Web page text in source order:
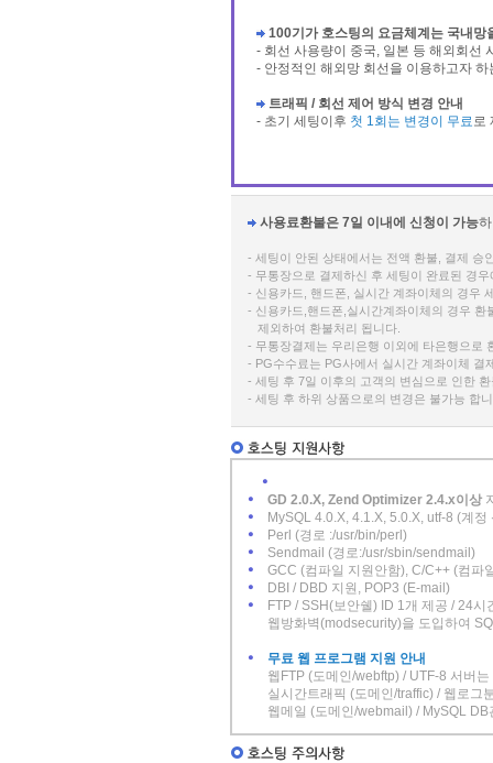
100기가 호스팅의 요금체계는 국내망
- 회선 사용량이 중국, 일본 등 해외회선
- 안정적인 해외망 회선을 이용하고자
트래픽 / 회선 제어 방식 변경 안내
- 초기 세팅이후 첫 1회는 변경이 무료로
사용료환불은 7일 이내에 신청이 가능
- 세팅이 안된 상태에서는 전액 환불, 결제 승
- 무통장으로 결제하신 후 세팅이 완료된 경
- 신용카드, 핸드폰, 실시간 계좌이체의 경우
- 신용카드,핸드폰,실시간계좌이체의 경우
제외하여 환불처리 됩니다.
- 무통장결제는 우리은행 이외에 타은행으로
- PG수수료는 PG사에서 실시간 계좌이체 결
- 세팅 후 7일 이후의 고객의 변심으로 인한
- 세팅 후 하위 상품으로의 변경은 불가능 합
GD 2.0.X, Zend Optimizer 2.4.x이상
MySQL 4.0.X, 4.1.X, 5.0.X, utf-8 (계
Perl (경로 :/usr/bin/perl)
Sendmail (경로:/usr/sbin/sendmail)
GCC (컴파일 지원안함), C/C++ (컴파
DBI / DBD 지원, POP3 (E-mail)
FTP / SSH(보안쉘) ID 1개 제공 / 24시
웹방화벽(modsecurity)을 도입하여
무료 웹 프로그램 지원 안내
웹FTP (도메인/webftp) / UTF-8 서버는
실시간트래픽 (도메인/traffic) / 웹로그
웹메일 (도메인/webmail) / MySQL